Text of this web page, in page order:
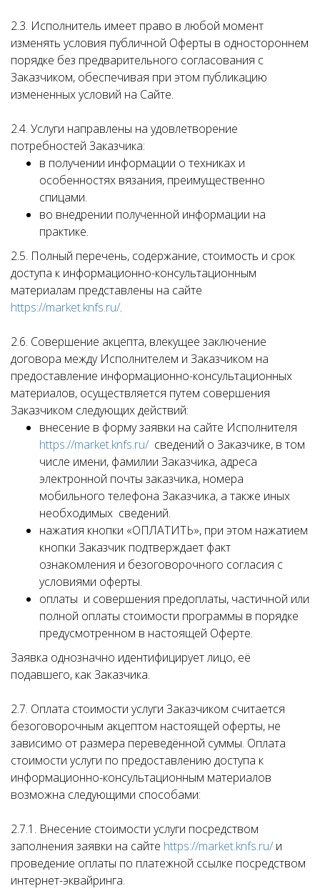
2.3. Исполнитель имеет право в любой момент
изменять условия публичной Оферты в одностороннем
порядке без предварительного согласования с
Заказчиком, обеспечивая при этом публикацию
измененных условий на Сайте.
2.4. Услуги направлены на удовлетворение
потребностей Заказчика:
в получении информации о техниках и
особенностях вязания, преимущественно
спицами.
во внедрении полученной информации на
практике.
2.5. Полный перечень, содержание, стоимость и срок
доступа к информационно-консультационным
материалам представлены на сайте
https://market.knfs.ru/.
2.6. Совершение акцепта, влекущее заключение
договора между Исполнителем и Заказчиком на
предоставление информационно-консультационных
материалов, осуществляется путем совершения
Заказчиком следующих действий:
внесение в форму заявки на сайте Исполнителя
https://market.knfs.ru/ сведений о Заказчике, в том
числе имени, фамилии Заказчика, адреса
электронной почты заказчика, номера
мобильного телефона Заказчика, а также иных
необходимых сведений.
нажатия кнопки «ОПЛАТИТЬ», при этом нажатием
кнопки Заказчик подтверждает факт
ознакомления и безоговорочного согласия с
условиями оферты.
оплаты и совершения предоплаты, частичной или
полной оплаты стоимости программы в порядке
предусмотренном в настоящей Оферте.
Заявка однозначно идентифицирует лицо, её
подавшего, как Заказчика.
2.7. Оплата стоимости услуги Заказчиком считается
безоговорочным акцептом настоящей оферты, не
зависимо от размера переведённой суммы. Оплата
стоимости услуги по предоставлению доступа к
информационно-консультационным материалов
возможна следующими способами:
2.7.1. Внесение стоимости услуги посредством
заполнения заявки на сайте https://market.knfs.ru/ и
проведение оплаты по платежной ссылке посредством
интернет-эквайринга.